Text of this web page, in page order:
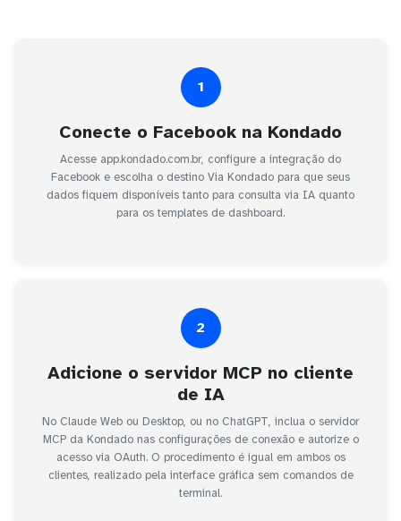
1
Conecte o Facebook na Kondado
Acesse app.kondado.com.br, configure a integração do
Facebook e escolha o destino Via Kondado para que seus
dados fiquem disponíveis tanto para consulta via IA quanto
para os templates de dashboard.
2
Adicione o servidor MCP no cliente
de IA
No Claude Web ou Desktop, ou no ChatGPT, inclua o servidor
MCP da Kondado nas configurações de conexão e autorize o
acesso via OAuth. O procedimento é igual em ambos os
clientes, realizado pela interface gráfica sem comandos de
terminal.